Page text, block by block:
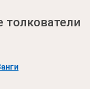
толкователи